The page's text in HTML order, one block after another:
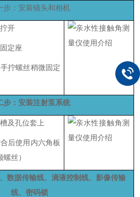
步：安装镜头和相机
开
定座
拧螺丝稍微固定
步：安装注射泵系统
及孔位套上
后使用内六角板
螺丝）
数据传输线、滴液控制线、影像传输
线、密码锁